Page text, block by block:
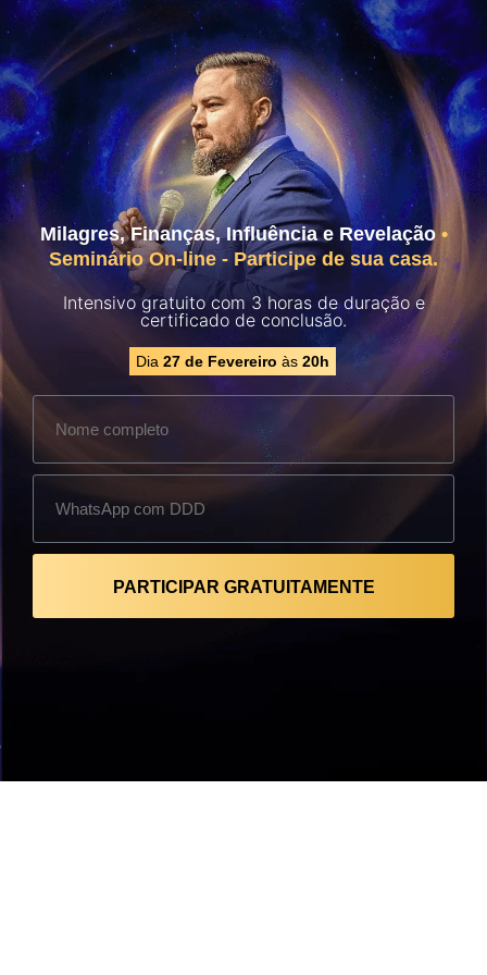
Milagres, Finanças, Influência e Revelação •
Seminário On-line - Participe de sua casa.
Intensivo gratuito com 3 horas de duração e
certificado de conclusão.
Dia 27 de Fevereiro às 20h
PARTICIPAR GRATUITAMENTE